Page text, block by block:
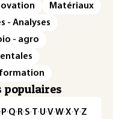
Matériaux
- Analyses
- agro
populaires
· P·Q· R·S·T·U·V·W·X·Y·Z